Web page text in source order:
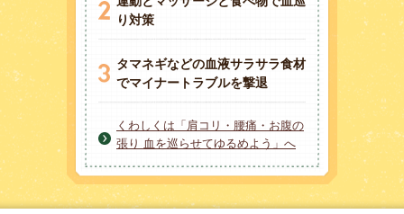
り対策
タマネギなどの血液サラサラ食材
でマイナートラブルを撃退
くわしくは「肩コリ・腰痛・お腹の
張り 血を巡らせてゆるめよう」へ